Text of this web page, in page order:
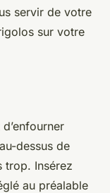
servir de votre
sur votre
dessus de
trop. Insérez
au préalable